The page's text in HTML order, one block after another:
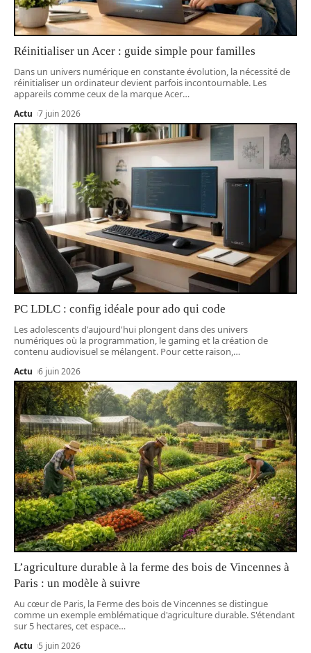
Réinitialiser un Acer : guide simple pour familles
Dans un univers numérique en constante évolution, la nécessité de
réinitialiser un ordinateur devient parfois incontournable. Les
appareils comme ceux de la marque Acer…
Actu 7 juin 2026
PC LDLC : config idéale pour ado qui code
Les adolescents d'aujourd'hui plongent dans des univers
numériques où la programmation, le gaming et la création de
contenu audiovisuel se mélangent. Pour cette raison,…
Actu 6 juin 2026
L’agriculture durable à la ferme des bois de Vincennes à
Paris : un modèle à suivre
Au cœur de Paris, la Ferme des bois de Vincennes se distingue
comme un exemple emblématique d'agriculture durable. S'étendant
sur 5 hectares, cet espace…
Actu 5 juin 2026